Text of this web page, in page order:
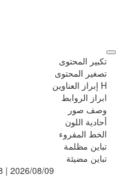
تكبير المحتوى
تصغير المحتوى
H إبراز العناوين
ابراز الروابط
وصف صور
أحادية اللون
الخط المقروء
تباين مظلمة
تباين مضيئة
2026/08/09 | 11:08